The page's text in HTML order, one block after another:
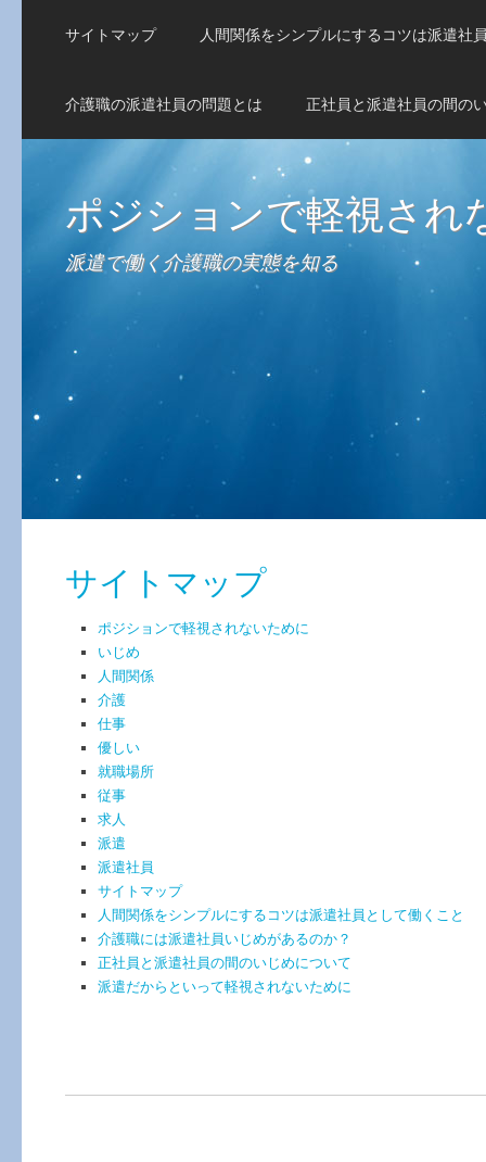
サイトマップ 人間関係をシンプルにするコツは派遣社
介護職の派遣社員の問題とは 正社員と派遣社員の間の
ポジションで軽視され
派遣で働く介護職の実態を知る
サイトマップ
ポジションで軽視されないために
いじめ
人間関係
介護
仕事
優しい
就職場所
従事
求人
派遣
派遣社員
サイトマップ
人間関係をシンプルにするコツは派遣社員として働くこと
介護職には派遣社員いじめがあるのか？
正社員と派遣社員の間のいじめについて
派遣だからといって軽視されないために